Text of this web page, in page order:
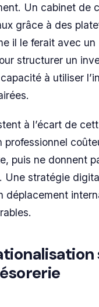
Un cabinet de
grâce à des
il le ferait avec un
structurer un
capacité à utiliser
à l’écart de
professionnel
puis ne donnent
Une stratégie
déplacement